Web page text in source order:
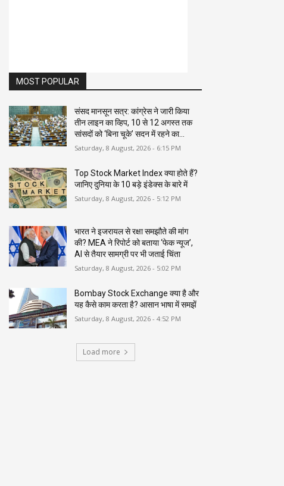
MOST POPULAR
संसद मानसून सत्र: कांग्रेस ने जारी किया
तीन लाइन का व्हिप, 10 से 12 अगस्त तक
सांसदों को ‘बिना चूके’ सदन में रहने का...
Saturday, 8 August, 2026 - 6:15 PM
Top Stock Market Index क्या होते हैं?
जानिए दुनिया के 10 बड़े इंडेक्स के बारे में
Saturday, 8 August, 2026 - 5:12 PM
भारत ने इजरायल से रक्षा समझौते की मांग
की? MEA ने रिपोर्ट को बताया ‘फेक न्यूज’,
AI से तैयार सामग्री पर भी जताई चिंता
Saturday, 8 August, 2026 - 5:02 PM
Bombay Stock Exchange क्या है और
यह कैसे काम करता है? आसान भाषा में समझें
Saturday, 8 August, 2026 - 4:52 PM
Load more